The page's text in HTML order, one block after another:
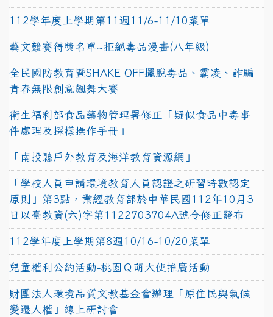
112學年度上學期第11週11/6-11/10菜單
藝文競賽得獎名單~拒絕毒品漫畫(八年級)
全民國防教育暨SHAKE OFF擺脫毒品、霸凌、詐騙
青春無限創意飆舞大賽
衛生福利部食品藥物管理署修正「疑似食品中毒事
件處理及採樣操作手冊」
「南投縣戶外教育及海洋教育資源網」
「學校人員申請環境教育人員認證之研習時數認定
原則」第3點，業經教育部於中華民國112年10月3
日以臺教資(六)字第1122703704A號令修正發布
112學年度上學期第8週10/16-10/20菜單
兒童權利公約活動-桃園Ｑ萌大使推廣活動
財團法人環境品質文教基金會辦理「原住民與氣候
變遷人權」線上研討會